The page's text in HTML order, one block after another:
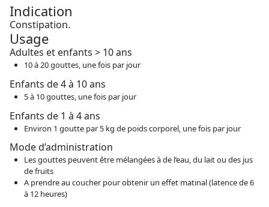
Indication
Constipation.
Usage
Adultes et enfants > 10 ans
10 à 20 gouttes, une fois par jour
Enfants de 4 à 10 ans
5 à 10 gouttes, une fois par jour
Enfants de 1 à 4 ans
Environ 1 goutte par 5 kg de poids corporel, une fois par jour
Mode d’administration
Les gouttes peuvent être mélangées à de l’eau, du lait ou des jus
de fruits
A prendre au coucher pour obtenir un effet matinal (latence de 6
à 12 heures)